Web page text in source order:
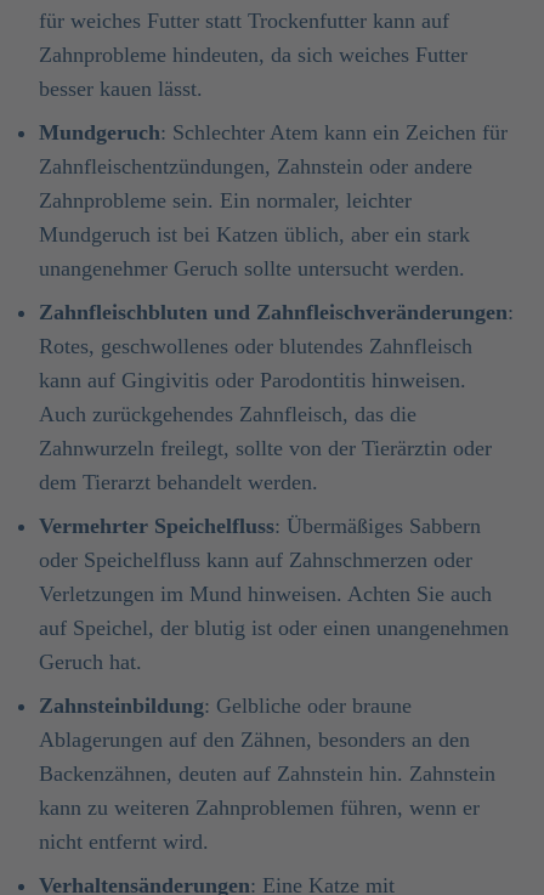
für weiches Futter statt Trockenfutter kann auf
Zahnprobleme hindeuten, da sich weiches Futter
besser kauen lässt.
Mundgeruch: Schlechter Atem kann ein Zeichen für
Zahnfleischentzündungen, Zahnstein oder andere
Zahnprobleme sein. Ein normaler, leichter
Mundgeruch ist bei Katzen üblich, aber ein stark
unangenehmer Geruch sollte untersucht werden.
Zahnfleischbluten und Zahnfleischveränderungen:
Rotes, geschwollenes oder blutendes Zahnfleisch
kann auf Gingivitis oder Parodontitis hinweisen.
Auch zurückgehendes Zahnfleisch, das die
Zahnwurzeln freilegt, sollte von der Tierärztin oder
dem Tierarzt behandelt werden.
Vermehrter Speichelfluss: Übermäßiges Sabbern
oder Speichelfluss kann auf Zahnschmerzen oder
Verletzungen im Mund hinweisen. Achten Sie auch
auf Speichel, der blutig ist oder einen unangenehmen
Geruch hat.
Zahnsteinbildung: Gelbliche oder braune
Ablagerungen auf den Zähnen, besonders an den
Backenzähnen, deuten auf Zahnstein hin. Zahnstein
kann zu weiteren Zahnproblemen führen, wenn er
nicht entfernt wird.
Verhaltensänderungen: Eine Katze mit